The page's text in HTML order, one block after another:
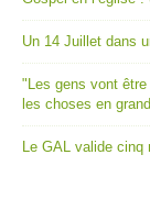
Un 14 Juillet dans
"Les gens vont
les choses en
Le GAL valide